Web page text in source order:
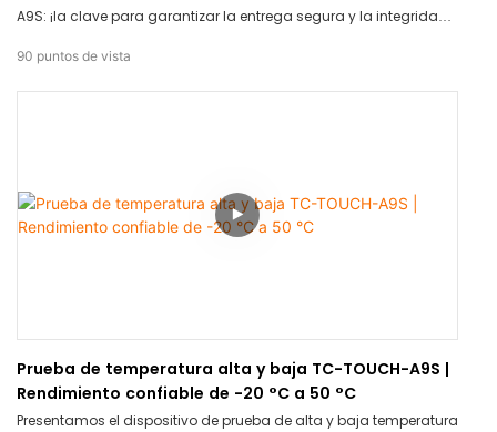
A9S: ¡la clave para garantizar la entrega segura y la integridad
puede estar seguro de que sus artículos llegarán intactos y
seguros. Olvídese de los productos dañados y disfrute de la
90 puntos de vista
Prueba de temperatura alta y baja TC-TOUCH-A9S |
Rendimiento confiable de -20 °C a 50 °C
Presentamos el dispositivo de prueba de alta y baja temperatura